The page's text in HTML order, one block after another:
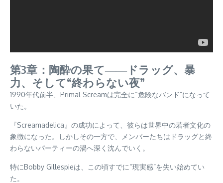
第3章：陶酔の果て――ドラッグ、暴
力、そして“終わらない夜”
1990年代前半、Primal Screamは完全に“危険なバンド”になって
いた。
『Screamadelica』の成功によって、彼らは世界中の若者文化の
象徴になった。しかしその一方で、メンバーたちはドラッグと終
わらないパーティーの渦へ深く沈んでいく。
特にBobby Gillespieは、この頃すでに“現実感”を失い始めてい
た。